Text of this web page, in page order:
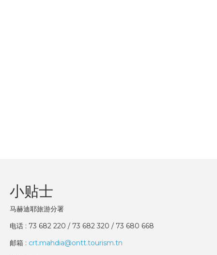
小贴士
马赫迪耶旅游分署
电话 : 73 682 220 / 73 682 320 / 73 680 668
邮箱 : crt.mahdia@ontt.tourism.tn